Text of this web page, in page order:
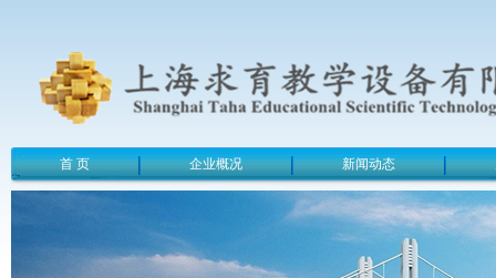
首 页 企业概况 新闻动态